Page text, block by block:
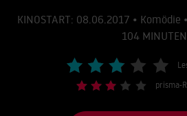
KINOSTART: 08.06.2017 • Komödie
104 MINUTEN
prisma-